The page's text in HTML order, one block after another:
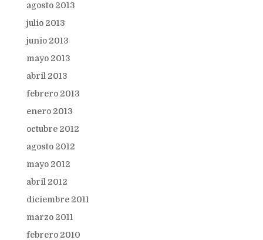
agosto 2013
julio 2013
junio 2013
mayo 2013
abril 2013
febrero 2013
enero 2013
octubre 2012
agosto 2012
mayo 2012
abril 2012
diciembre 2011
marzo 2011
febrero 2010